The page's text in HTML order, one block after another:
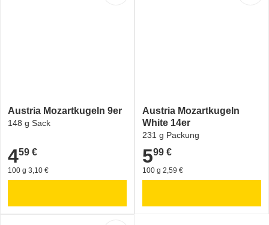
Austria Mozartkugeln 9er
148 g Sack
4,59 €
459 €
100 g 3,10 €
Austria Mozartkugeln
White 14er
231 g Packung
5,99 €
599 €
100 g 2,59 €